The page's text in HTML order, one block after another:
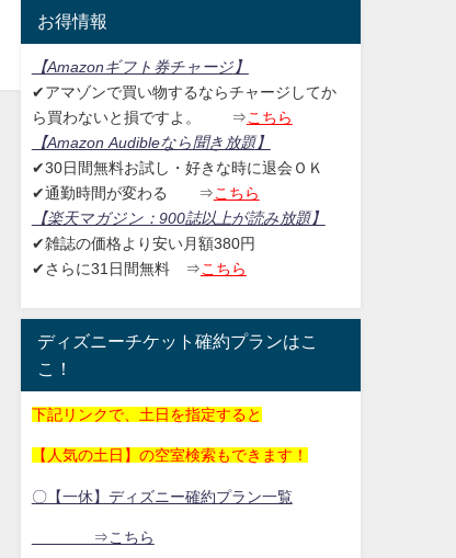
お得情報
【Amazonギフト券チャージ】
✔アマゾンで買い物するならチャージしてか
ら買わないと損ですよ。
⇒ こちら
【Amazon Audibleなら聞き放題】
✔30日間無料お試し・好きな時に退会ＯＫ
✔通勤時間が変わる ⇒ こちら
【楽天マガジン： 900誌以上が読み放題】
✔雑誌の価格より安い月額380円
✔さらに31日間無料⇒ こちら
ディズニーチケット確約プランはこ
こ！
下記リンクで、土日を指定すると
【人気の土日】の空室検索もできます！
〇【一休】ディズニー確約プラン一覧
⇒こちら